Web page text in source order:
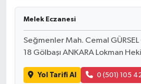
Melek Eczanesi
Seğmenler Mah. Cemal
18 Gölbaşı ANKARA Lokman
Yol Tarifi Al 0 (501) 105